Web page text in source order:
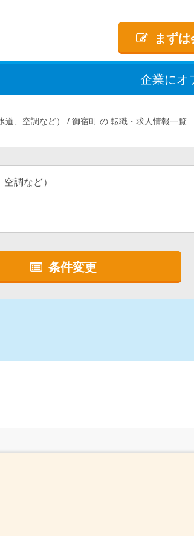
まずは
企業にオ
、空調など） 御宿町 転職・求人情報一覧
調など）
条件変更